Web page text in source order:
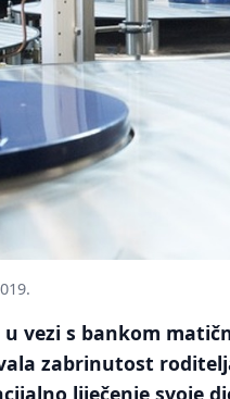
u vezi s bankom
zabrinutost